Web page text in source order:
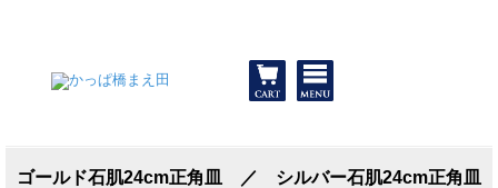
ゴールド石肌24cm正角皿 ／ シルバー石肌24cm正角皿